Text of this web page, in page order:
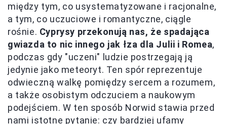
między tym, co usystematyzowane i racjonalne,
a tym, co uczuciowe i romantyczne, ciągle
rośnie. Cyprysy przekonują nas, że spadająca
gwiazda to nic innego jak łza dla Julii i Romea,
podczas gdy "uczeni" ludzie postrzegają ją
jedynie jako meteoryt. Ten spór reprezentuje
odwieczną walkę pomiędzy sercem a rozumem,
a także osobistym odczuciem a naukowym
podejściem. W ten sposób Norwid stawia przed
nami istotne pytanie: czy bardziej ufamy